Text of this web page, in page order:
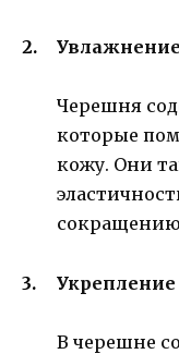
Черешня
которые
кожу. Они
Укрепление
В черешне